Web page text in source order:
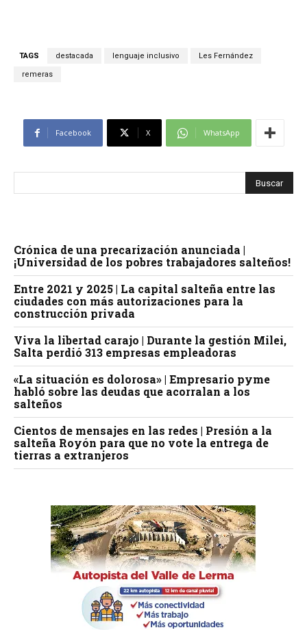
TAGS destacada lenguaje inclusivo Les Fernández
remeras
Facebook X WhatsApp
Crónica de una precarización anunciada |
¡Universidad de los pobres trabajadores salteños!
Entre 2021 y 2025 | La capital salteña entre las
ciudades con más autorizaciones para la
construcción privada
Viva la libertad carajo | Durante la gestión Milei,
Salta perdió 313 empresas empleadoras
«La situación es dolorosa» | Empresario pyme
habló sobre las deudas que acorralan a los
salteños
Cientos de mensajes en las redes | Presión a la
salteña Royón para que no vote la entrega de
tierras a extranjeros